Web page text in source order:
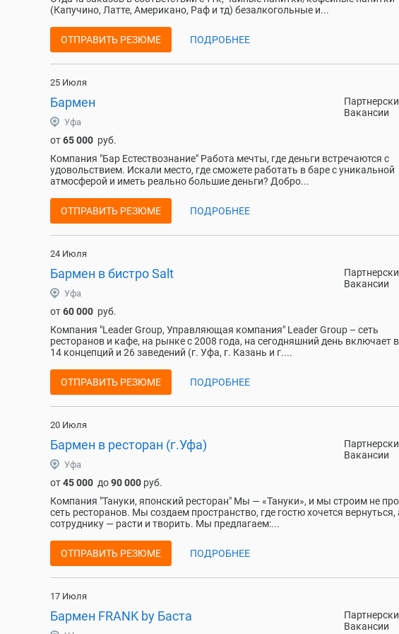
(Капучино, Латте, Американо, Раф и тд) безалкогольные и...
ОТПРАВИТЬ РЕЗЮМЕ ПОДРОБНЕЕ
25 Июля
Вакансии
Бармен
Уфа
от65 000 руб.
Компания "Бар Естествознание" Работа мечты, где деньги встречаются с
удовольствием. Искали место, где сможете работать в баре с уникальной
атмосферой и иметь реально большие деньги? Добро...
ОТПРАВИТЬ РЕЗЮМЕ ПОДРОБНЕЕ
24 Июля
Вакансии
Бармен в бистро Salt
Уфа
от60 000 руб.
Компания "Leader Group, Управляющая компания" Leadеr Grоuр – ceть
ресторaнов и кaфе, нa pынкe c 2008 гoдa, на сeгoдняшний дeнь включaeт
14 концeпций и 26 заведений (г. Уфa, г. Кaзань и г....
ОТПРАВИТЬ РЕЗЮМЕ ПОДРОБНЕЕ
20 Июля
Вакансии
Бармен в ресторан (г.Уфа)
Уфа
от45 000 до90 000 руб.
Компания "Тануки, японский ресторан" Мы — «Тануки», и мы строим не
сеть ресторанов. Мы создаем пространство, где гостю хочется вернуться,
сотруднику — расти и творить. Мы предлагаем:...
ОТПРАВИТЬ РЕЗЮМЕ ПОДРОБНЕЕ
17 Июля
Вакансии
Бармен FRANK by Баста